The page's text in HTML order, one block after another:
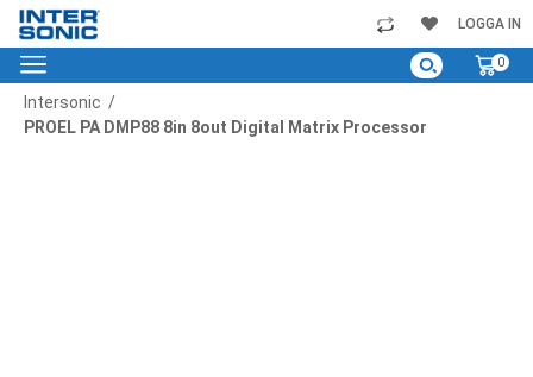
My
0
Skip
to
Content
LOGGA IN
Intersonic
PROEL PA DMP88 8in 8out Digital Matrix Processor